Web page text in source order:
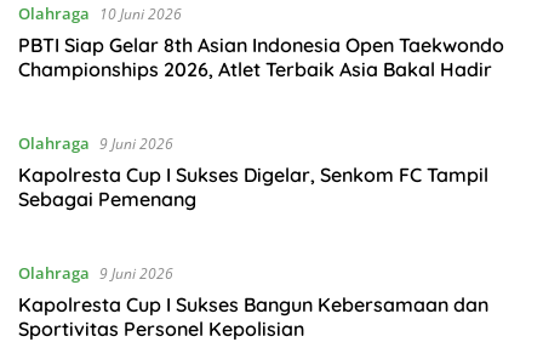
Olahraga 10 Juni 2026
PBTI Siap Gelar 8th Asian Indonesia Open Taekwondo
Championships 2026, Atlet Terbaik Asia Bakal Hadir
Olahraga 9 Juni 2026
Kapolresta Cup I Sukses Digelar, Senkom FC Tampil
Sebagai Pemenang
Olahraga 9 Juni 2026
Kapolresta Cup I Sukses Bangun Kebersamaan dan
Sportivitas Personel Kepolisian